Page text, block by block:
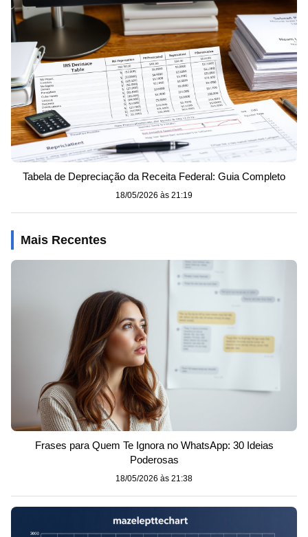
Tabela de Depreciação da Receita Federal: Guia Completo
18/05/2026 às 21:19
Mais Recentes
Frases para Quem Te Ignora no WhatsApp: 30 Ideias
Poderosas
18/05/2026 às 21:38